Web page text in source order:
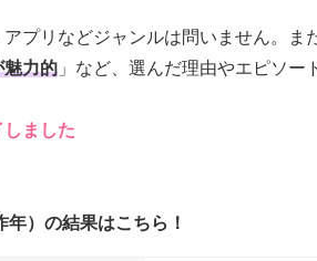
プリなどジャンルは問いません。ま
魅力的 」など、選んだ理由やエピソー
ました
年）の結果はこちら！